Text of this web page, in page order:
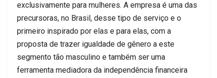
exclusivamente para mulheres. A empresa é uma das
precursoras, no Brasil, desse tipo de serviço e o
primeiro inspirado por elas e para elas, com a
proposta de trazer igualdade de gênero a este
segmento tão masculino e também ser uma
ferramenta mediadora da independência financeira